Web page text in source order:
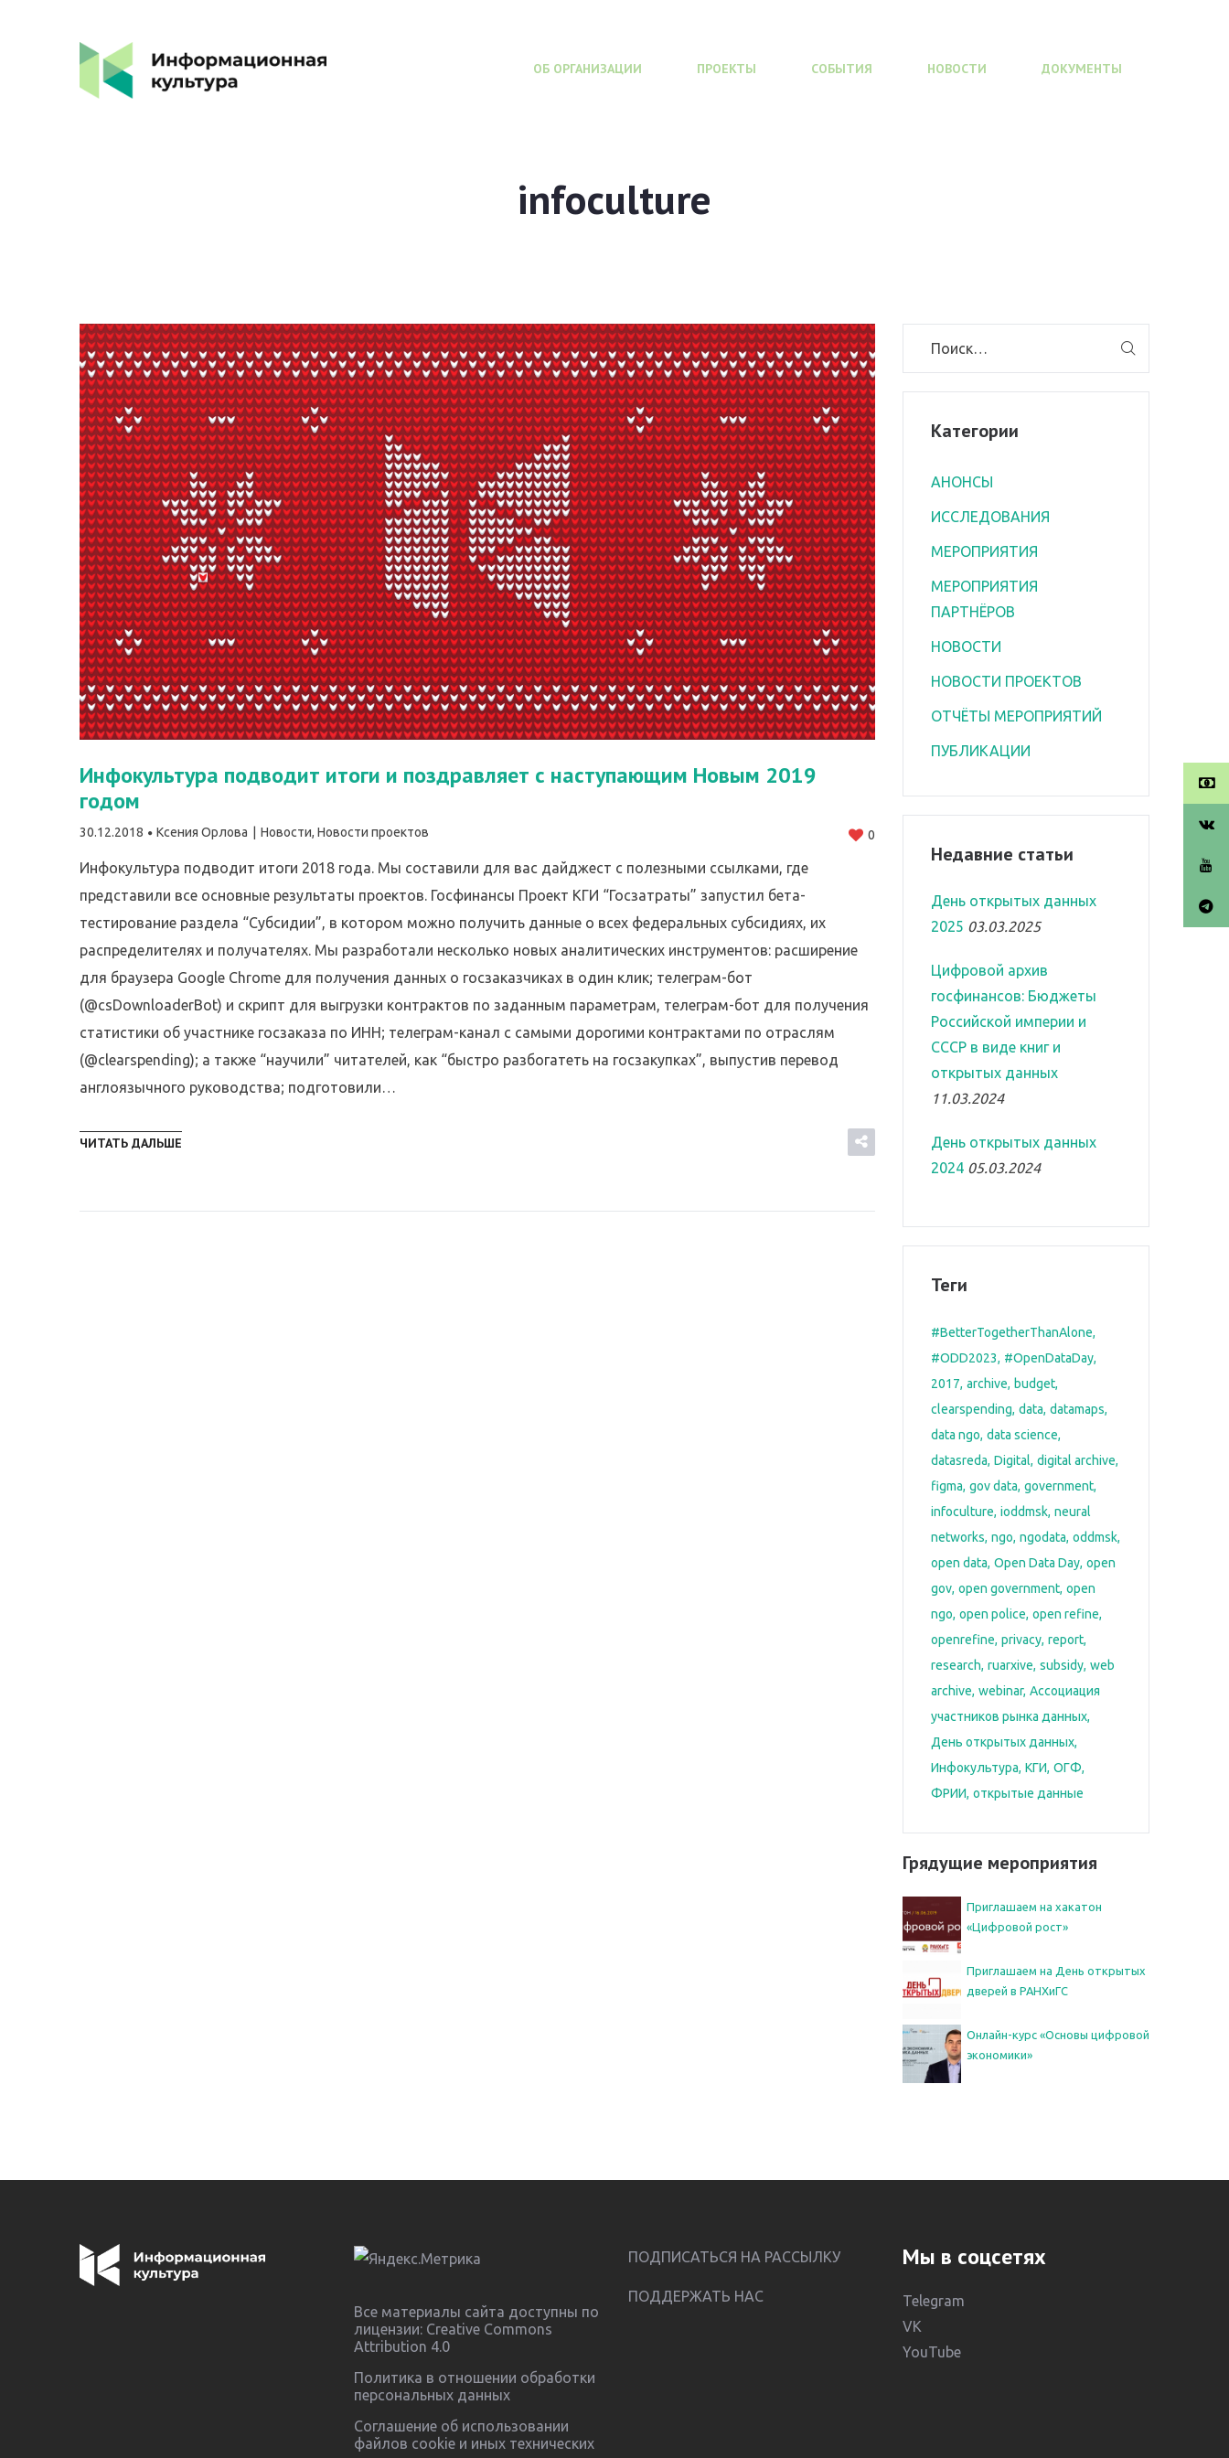
ОБ ОРГАНИЗАЦИИ ПРОЕКТЫ СОБЫТИЯ НОВОСТИ ДОКУМЕНТЫ
infoculture
Инфокультура подводит итоги и поздравляет с наступающим Новым 2019
годом
30.12.2018 Ксения Орлова Новости, Новости проектов 0
Инфокультура подводит итоги 2018 года. Мы составили для вас дайджест с полезными ссылками, где
представили все основные результаты проектов. Госфинансы Проект КГИ “Госзатраты” запустил бета-
тестирование раздела “Субсидии”, в котором можно получить данные о всех федеральных субсидиях, их
распределителях и получателях. Мы разработали несколько новых аналитических инструментов: расширение
для браузера Google Chrome для получения данных о госзаказчиках в один клик; телеграм-бот
(@csDownloaderBot) и скрипт для выгрузки контрактов по заданным параметрам, телеграм-бот для получения
статистики об участнике госзаказа по ИНН; телеграм-канал с самыми дорогими контрактами по отраслям
(@clearspending); а также “научили” читателей, как “быстро разбогатеть на госзакупках”, выпустив перевод
англоязычного руководства; подготовили…
ЧИТАТЬ ДАЛЬШЕ
Категории
АНОНСЫ
ИССЛЕДОВАНИЯ
МЕРОПРИЯТИЯ
МЕРОПРИЯТИЯ
ПАРТНЁРОВ
НОВОСТИ
НОВОСТИ ПРОЕКТОВ
ОТЧЁТЫ МЕРОПРИЯТИЙ
ПУБЛИКАЦИИ
Недавние статьи
День открытых данных
2025 03.03.2025
Цифровой архив
госфинансов: Бюджеты
Российской империи и
СССР в виде книг и
открытых данных
11.03.2024
День открытых данных
2024 05.03.2024
Теги
#BetterTogetherThanAlone
#ODD2023
#OpenDataDay
2017 archive
budget
clearspending data datamaps
data ngo data science
datasreda Digital digital archive
figma gov data government
infoculture ioddmsk neural
networks ngo ngodata oddmsk
open data Open Data Day open
gov open government open
ngo open police open refine
openrefine privacy report
research ruarxive subsidy web
archive webinar Ассоциация
участников рынка данных
День открытых данных
Инфокультура КГИ ОГФ
ФРИИ открытые данные
Грядущие мероприятия
Приглашаем на хакатон
«Цифровой рост»
Приглашаем на День открытых
дверей в РАНХиГС
Онлайн-курс «Основы цифровой
экономики»
Все материалы сайта доступны по
лицензии: Creative Commons
Attribution 4.0
Политика в отношении обработки
персональных данных
Соглашение об использовании
файлов cookie и иных технических
ПОДПИСАТЬСЯ НА РАССЫЛКУ
ПОДДЕРЖАТЬ НАС
Мы в соцсетях
Telegram
VK
YouTube